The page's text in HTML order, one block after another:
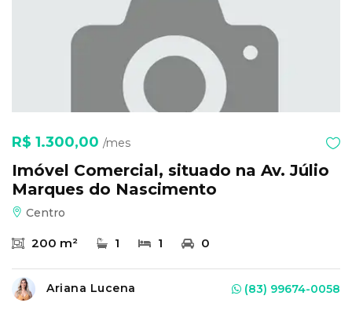
R$ 1.300,00 /mes
Imóvel Comercial, situado na Av. Júlio
Marques do Nascimento
Centro
200 m² 1 1 0
Ariana Lucena (83) 99674-0058